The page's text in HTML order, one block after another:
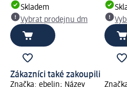
Skladem
Vybrat prodejnu dm
Zákazníci také zakoupili
Značka: ebelin; Název